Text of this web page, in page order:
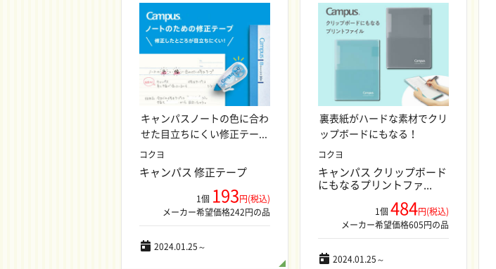
キャンパスノートの色に合わ
せた目立ちにくい修正テー...
コクヨ
キャンパス 修正テープ
1個 193円(税込)
メーカー希望価格242円の品
2024.01.25～
裏表紙がハードな素材でクリ
ップボードにもなる！
コクヨ
キャンパス クリップボード
にもなるプリントファ...
1個 484円(税込)
メーカー希望価格605円の品
2024.01.25～